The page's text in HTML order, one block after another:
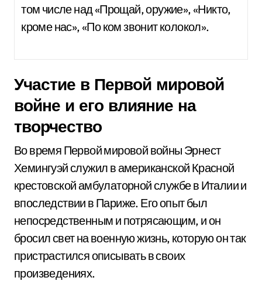
том числе над «Прощай, оружие», «Никто,
кроме нас», «По ком звонит колокол».
Участие в Первой мировой
войне и его влияние на
творчество
Во время Первой мировой войны Эрнест
Хемингуэй служил в американской Красной
крестовской амбулаторной службе в Италии и
впоследствии в Париже. Его опыт был
непосредственным и потрясающим, и он
бросил свет на военную жизнь, которую он так
пристрастился описывать в своих
произведениях.